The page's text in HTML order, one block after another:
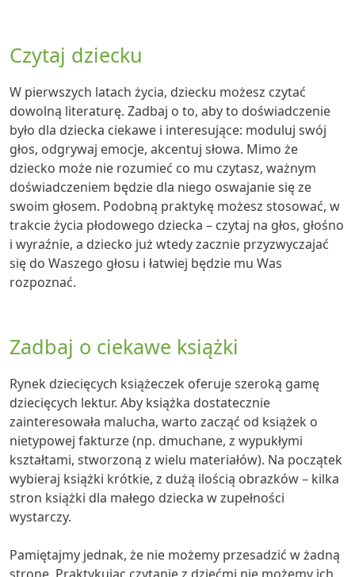
Czytaj dziecku
W pierwszych latach życia, dziecku możesz czytać
dowolną literaturę. Zadbaj o to, aby to doświadczenie
było dla dziecka ciekawe i interesujące: moduluj swój
głos, odgrywaj emocje, akcentuj słowa. Mimo że
dziecko może nie rozumieć co mu czytasz, ważnym
doświadczeniem będzie dla niego oswajanie się ze
swoim głosem. Podobną praktykę możesz stosować, w
trakcie życia płodowego dziecka – czytaj na głos, głośno
i wyraźnie, a dziecko już wtedy zacznie przyzwyczajać
się do Waszego głosu i łatwiej będzie mu Was
rozpoznać.
Zadbaj o ciekawe książki
Rynek dziecięcych książeczek oferuje szeroką gamę
dziecięcych lektur. Aby książka dostatecznie
zainteresowała malucha, warto zacząć od książek o
nietypowej fakturze (np. dmuchane, z wypukłymi
kształtami, stworzoną z wielu materiałów). Na początek
wybieraj książki krótkie, z dużą ilością obrazków – kilka
stron książki dla małego dziecka w zupełności
wystarczy.
Pamiętajmy jednak, że nie możemy przesadzić w żadną